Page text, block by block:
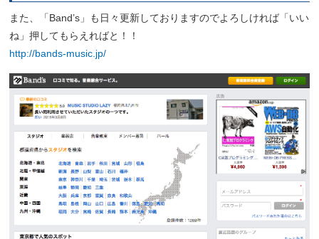
また、「Band’s」も日々更新しておりますのでよろしければ「いい
ね」押してもらえればと！！
http://bands-music.jp/